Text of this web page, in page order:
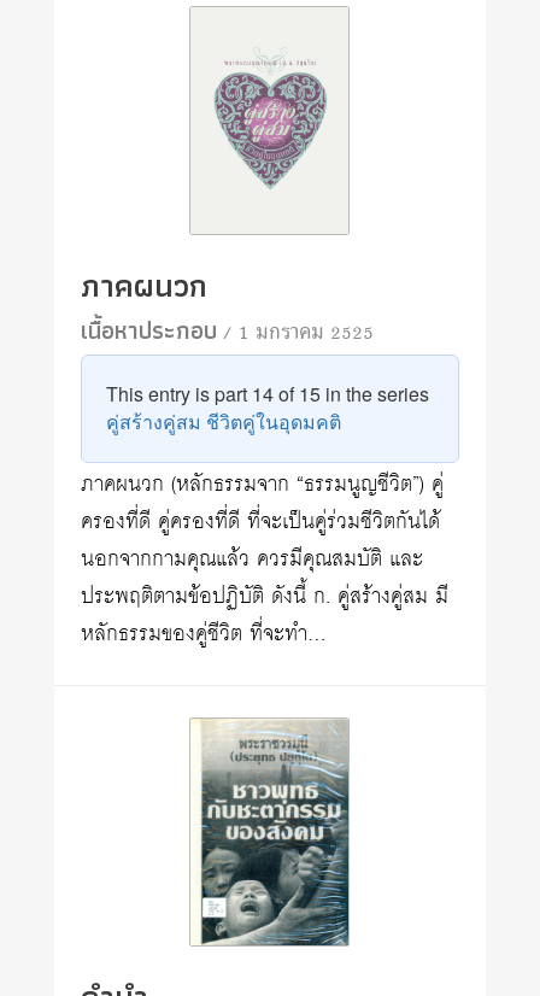
ภาคผนวก
เนื้อหาประกอบ/ 1 มกราคม 2525
This entry is part 14 of 15 in the series
คู่สร้างคู่สม ชีวิตคู่ในอุดมคติ
ภาคผนวก (หลักธรรมจาก “ธรรมนูญชีวิต”) คู่
ครองที่ดี คู่ครองที่ดี ที่จะเป็นคู่ร่วมชีวิตกันได้
นอกจากกามคุณแล้ว ควรมีคุณสมบัติ และ
ประพฤติตามข้อปฏิบัติ ดังนี้ ก. คู่สร้างคู่สม มี
หลักธรรมของคู่ชีวิต ที่จะทำ…